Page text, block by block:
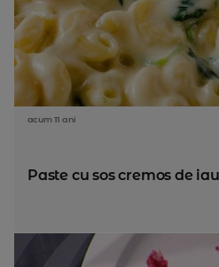
acum 11 ani
Paste cu sos cremos de